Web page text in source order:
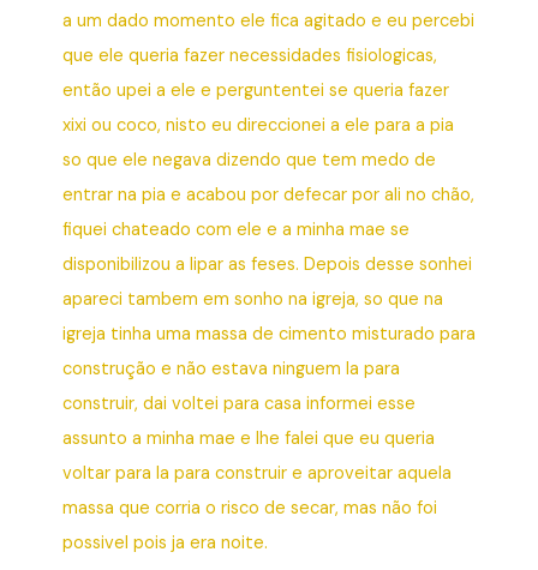
a um dado momento ele fica agitado e eu percebi
que ele queria fazer necessidades fisiologicas,
então upei a ele e perguntentei se queria fazer
xixi ou coco, nisto eu direccionei a ele para a pia
so que ele negava dizendo que tem medo de
entrar na pia e acabou por defecar por ali no chão,
fiquei chateado com ele e a minha mae se
disponibilizou a lipar as feses. Depois desse sonhei
apareci tambem em sonho na igreja, so que na
igreja tinha uma massa de cimento misturado para
construção e não estava ninguem la para
construir, dai voltei para casa informei esse
assunto a minha mae e lhe falei que eu queria
voltar para la para construir e aproveitar aquela
massa que corria o risco de secar, mas não foi
possivel pois ja era noite.